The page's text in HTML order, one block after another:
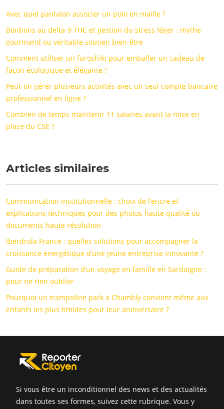
Avec quel pantalon associer un polo en maille ?
Bonbons au delta-9 THC et gestion du stress léger : mythe
gourmand ou véritable soutien bien-être
Comment utiliser un furoshiki pour emballer un cadeau de
façon écologique et élégante ?
Peut-on gérer plusieurs activités avec un seul compte bancaire
professionnel en ligne ?
Combien de temps maintenir 11 salariés avant la mise en
place du CSE ?
Articles similaires
Communication institutionnelle : choix de l’encre et
explications techniques pour des photos haute qualité ou
documents haute résolution
Iberdrola France : quelles solutions pour accompagner la
croissance énergétique d’une jeune entreprise innovante ?
Guide de préparation d’un voyage en famille en Sardaigne :
pour ne rien oublier
Pourquoi un trampoline park à Chambly convient même aux
enfants les plus timides pour leur anniversaire ?
Si vous être un inconditionnel des news et des actualités
dans toutes ses formes, suivez cette rubrique. Vous y